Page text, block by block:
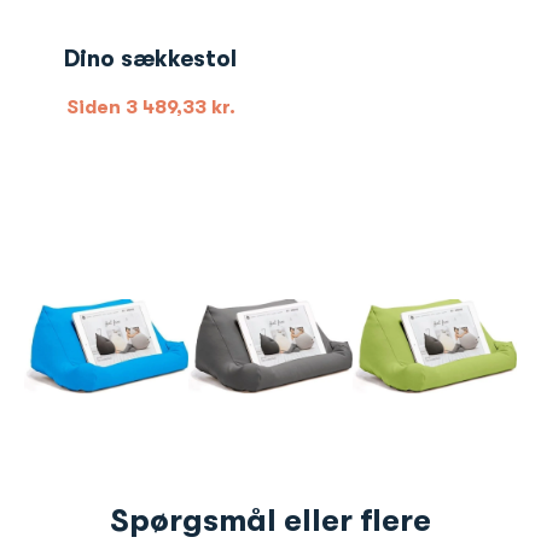
Dino sækkestol
Siden 3 489,33 kr.
Spørgsmål eller flere